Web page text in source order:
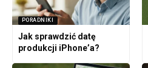
PORADNIKI
Jak sprawdzić datę
produkcji iPhone’a?